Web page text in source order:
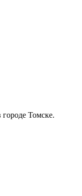
Томске.